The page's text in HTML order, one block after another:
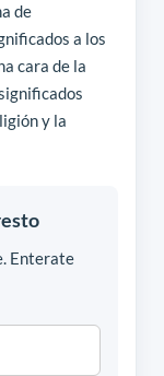
de
a los
cara de la
y la
Enterate